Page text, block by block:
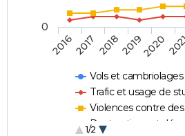
Vols et cambriolages
Trafic et usage de
Violences contre
Destructions et
1/2
20162017 201820192020
0